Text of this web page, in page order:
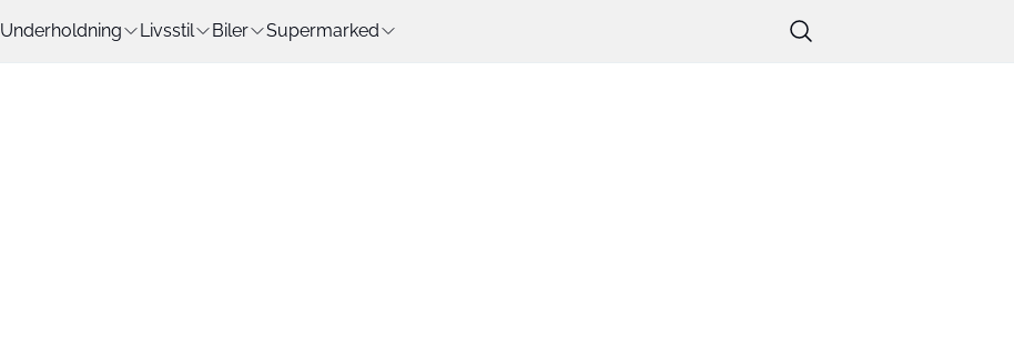
Underholdning Livsstil Biler Supermarked